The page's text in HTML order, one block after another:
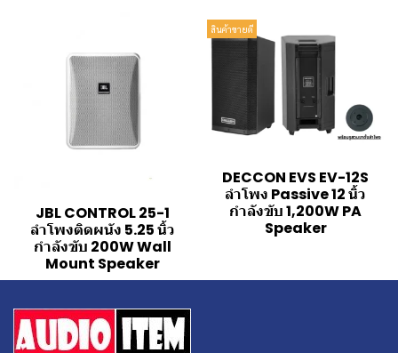
JBL CONTROL 25-1
ลำโพงติดผนัง 5.25 นิ้ว
กำลังขับ 200W Wall
Mount Speaker
สินค้าขายดี
DECCON EVS EV-12S
ลำโพง Passive 12 นิ้ว
กำลังขับ 1,200W PA
Speaker